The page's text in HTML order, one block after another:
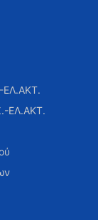
ΕΛ.ΑΚΤ.
ΕΛ.ΑΚΤ.